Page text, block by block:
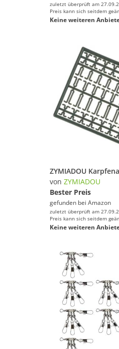
zuletzt überprüft am
Preis kann sich seitdem
Keine weiteren
von ZYMIADOU
Bester Preis
gefunden bei Amazon
zuletzt überprüft am
Preis kann sich seitdem
Keine weiteren